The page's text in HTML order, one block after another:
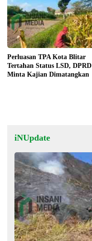
Perluasan TPA Kota Blitar
Tertahan Status LSD, DPRD
Minta Kajian Dimatangkan
iNUpdate